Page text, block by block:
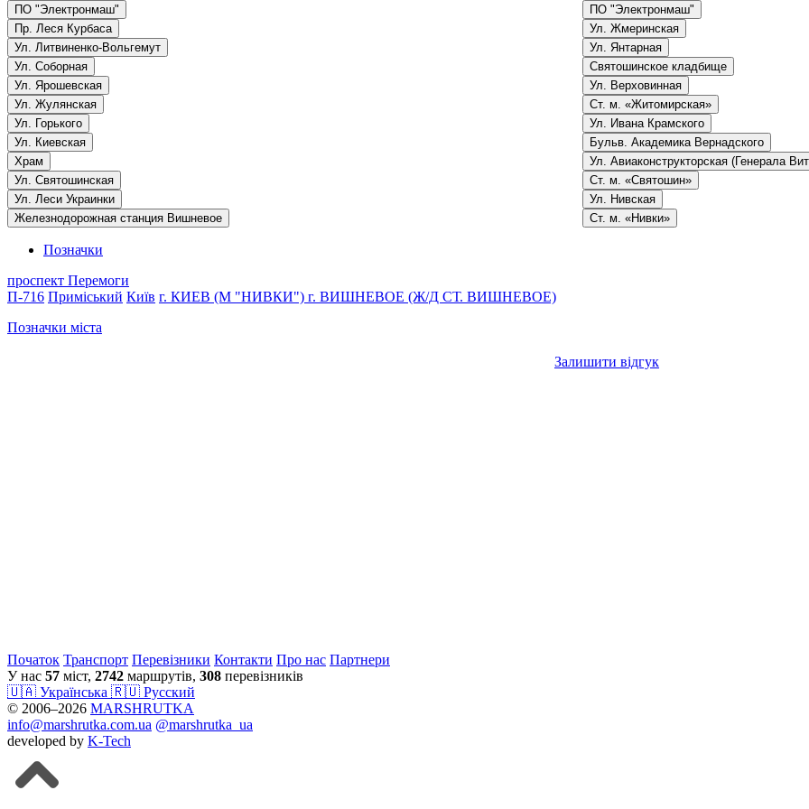
ПО "Электронмаш"
Пр. Леся Курбаса
Ул. Литвиненко-Вольгемут
Ул. Соборная
Ул. Ярошевская
Ул. Жулянская
Ул. Горького
Ул. Киевская
Храм
Ул. Святошинская
Ул. Леси Украинки
Железнодорожная станция Вишневое
ПО "Электронмаш"
Ул. Жмеринская
Ул. Янтарная
Святошинское кладбище
Ул. Верховинная
Ст. м. «Житомирская»
Ул. Ивана Крамского
Бульв. Академика Вернадского
Ул. Авиаконструкторская (Генерала
Ст. м. «Святошин»
Ул. Нивская
Ст. м. «Нивки»
Позначки
проспект Перемоги
П-716 Приміський Київ г. КИЕВ (М "НИВКИ") г. ВИШНЕВОЕ (Ж/Д СТ. ВИШНЕВОЕ)
Позначки міста
Залишити відгук
Початок Транспорт Перевiзники Контакти Про нас Партнери
У нас 57 міст, 2742 маршрутів, 308 перевізників
🇺🇦 Українська 🇷🇺 Русский
© 2006–2026 MARSHRUTKA
info@marshrutka.com.ua @marshrutka_ua
developed by K-Tech